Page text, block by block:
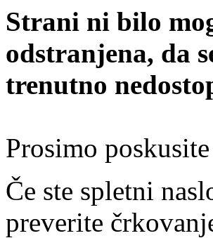
Strani ni bilo
odstranjena, da
trenutno
Prosimo
Če ste spletni
preverite